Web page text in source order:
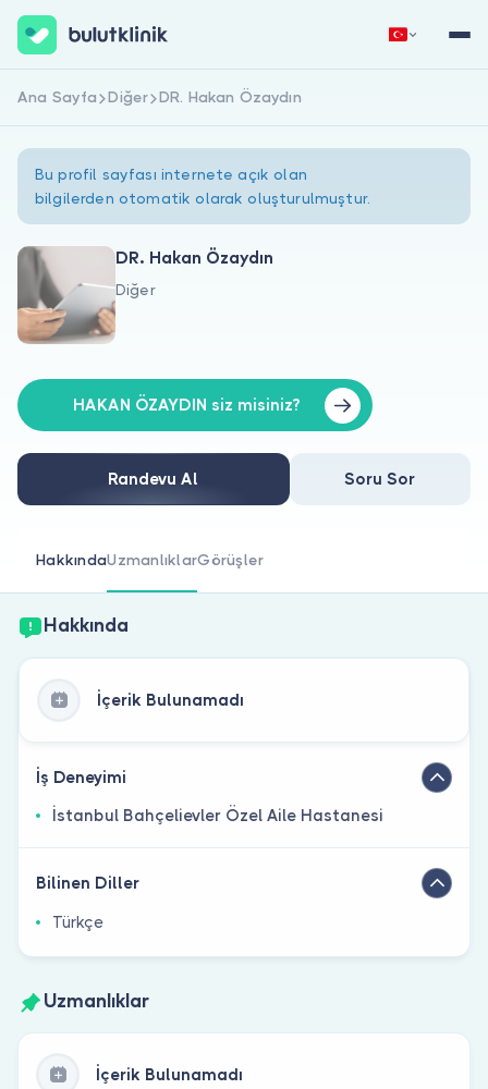
Hakkımızda
Doktorlar için
Doktor musunuz?
Hemen Kaydol
Ana Sayfa Diğer DR. Hakan Özaydın
Bu profil sayfası internete açık olan
bilgilerden otomatik olarak oluşturulmuştur.
DR. Hakan Özaydın
Diğer
HAKAN ÖZAYDIN siz misiniz?
Randevu Al Soru Sor
HakkındaUzmanlıklarGörüşler
Hakkında
İçerik Bulunamadı
İş Deneyimi
İstanbul Bahçelievler Özel Aile Hastanesi
Bilinen Diller
Türkçe
Uzmanlıklar
İçerik Bulunamadı